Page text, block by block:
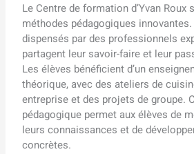
Le Centre de formation d’Yvan Roux
méthodes pédagogiques
dispensés par des professionnels
partagent leur savoir-faire et leur
Les élèves bénéficient d’un
théorique, avec des ateliers de
entreprise et des projets de groupe.
pédagogique permet aux élèves de
leurs connaissances et de
concrètes.